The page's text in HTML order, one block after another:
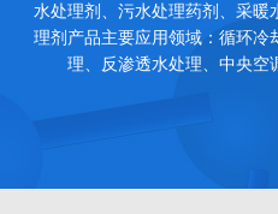
水处理剂、污水处理药剂、采暖
理剂产品主要应用领域：循环冷
理、反渗透水处理、中央空